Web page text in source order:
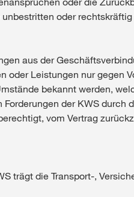
oder
aus der
oder Leistungen nur gegen
bekannt werden,
der KWS
vom Vertrag
trägt die Transport-,